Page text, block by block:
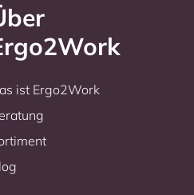
ist Ergo2Work